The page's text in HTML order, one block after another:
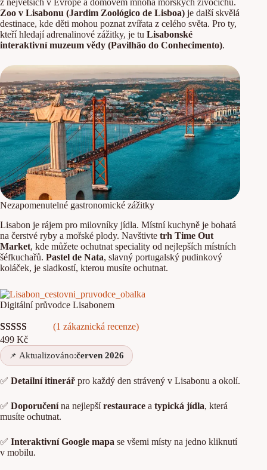
Zoo v Lisabonu (Jardim Zoológico de Lisboa) je další skvělá
destinace, kde děti mohou poznat zvířata z celého světa. Pro ty,
kteří hledají adrenalinové zážitky, je tu Lisabonské
interaktivní muzeum vědy (Pavilhão do Conhecimento).
Nezapomenutelné gastronomické zážitky
Lisabon je rájem pro milovníky jídla. Místní kuchyně je bohatá
na čerstvé ryby a mořské plody. Navštivte trh Time Out
Market, kde můžete ochutnat speciality od nejlepších místních
šéfkuchařů. Pastel de Nata, slavný portugalský pudinkový
koláček, je sladkostí, kterou musíte ochutnat.
Digitální průvodce Lisabonem
Hodnoceno
5.00 z 5 na
1
hodnocení
zákazníka
(1 zákaznická recenze)
499 Kč
Aktualizováno:červen 2026
✅ Detailní itinerář pro každý den strávený v Lisabonu a okolí.
✅ Doporučenína nejlepšírestaurace a typická jídla, která
musíte ochutnat.
✅ Interaktivní Google mapa se všemi místy na jedno kliknutí
v mobilu.